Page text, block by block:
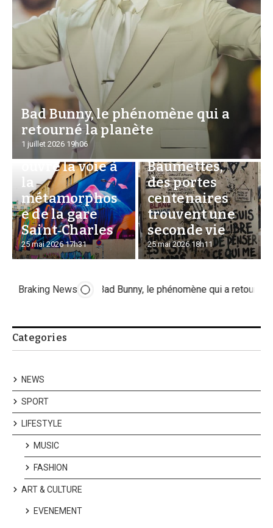
Bad Bunny, le phénomène qui a
retourné la planète
1 juillet 2026 19h06
Hors Cellule :
Aux
Baumettes,
des portes
centenaires
trouvent une
seconde vie
25 mai 202618h11
À Marseille,
l’art urbain
ouvre la voie à
la
métamorphos
e de la gare
Saint‑Charles
25 mai 202617h31
Braking News Bad Bunny, le phénomène qui a retourné la
Categories
NEWS
SPORT
LIFESTYLE
MUSIC
FASHION
ART & CULTURE
EVENEMENT